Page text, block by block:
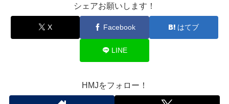
シェアお願いします！
X Facebook はてブ
LINE
HMJをフォロー！